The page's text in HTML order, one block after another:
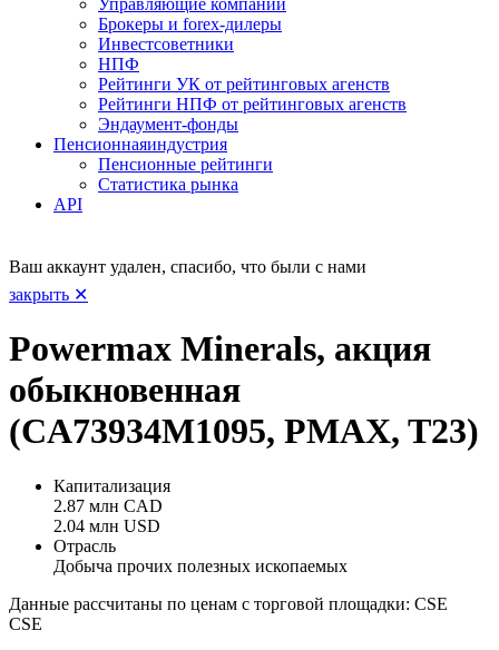
Брокеры и forex-дилеры
Инвестсоветники
НПФ
Рейтинги УК от рейтинговых агенств
Рейтинги НПФ от рейтинговых агенств
Эндаумент-фонды
Пенсионнаяиндустрия
Пенсионные рейтинги
Статистика рынка
API
Ваш аккаунт удален, спасибо, что были с нами
закрыть ✕
Powermax Minerals, акция
обыкновенная
(CA73934M1095, PMAX, T23)
Капитализация
2.87 млн CAD
2.04 млн USD
Отрасль
Добыча прочих полезных ископаемых
Данные рассчитаны по ценам с торговой площадки: CSE
CSE